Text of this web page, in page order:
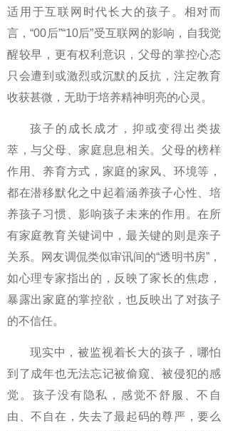
适用于互联网时代长大的孩子。相对而
言，“00后”“10后”受互联网的影响，自我觉
醒较早，更有权利意识，父母的掌控心态
只会遭到或激烈或沉默的反抗，注定教育
收获甚微，无助于培养精神明亮的心灵。
孩子的成长成才，抑或变得出类拔
萃，与父母、家庭息息相关。父母的榜样
作用、养育方式，家庭的家风、环境等，
都在潜移默化之中起着涵养孩子心性、培
养孩子习惯、影响孩子未来的作用。在所
有家庭教育关键词中，最关键的则是亲子
关系。网友调侃类似审讯间的“透明书房”，
如心理专家指出的，反映了家长的焦虑，
暴露出家庭的掌控欲，也反映出了对孩子
的不信任。
现实中，被监视着长大的孩子，哪怕
到了成年也无法忘记被偷窥、被侵犯的感
觉。孩子没有隐私，感觉不舒服、不自
由、不自在，失去了最起码的尊严，要么